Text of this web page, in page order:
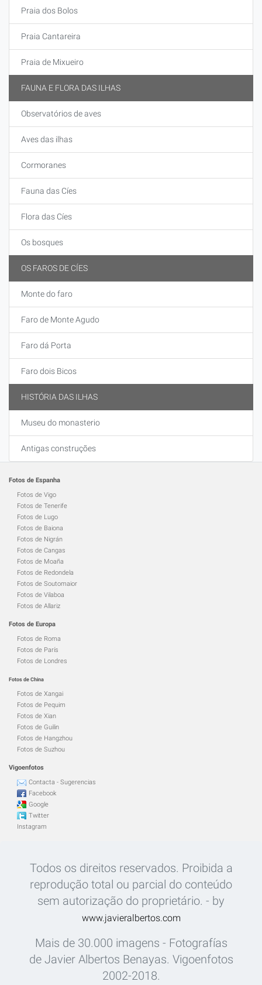
Praia dos Bolos
Praia Cantareira
Praia de Mixueiro
FAUNA E FLORA DAS ILHAS
Observatórios de aves
Aves das ilhas
Cormoranes
Fauna das Cíes
Flora das Cíes
Os bosques
OS FAROS DE CÍES
Monte do faro
Faro de Monte Agudo
Faro dá Porta
Faro dois Bicos
HISTÓRIA DAS ILHAS
Museu do monasterio
Antigas construções
Fotos de Espanha
Fotos de Vigo
Fotos de Tenerife
Fotos de Lugo
Fotos de Baiona
Fotos de Nigrán
Fotos de Cangas
Fotos de Moaña
Fotos de Redondela
Fotos de Soutomaior
Fotos de Vilaboa
Fotos de Allariz
Fotos de Europa
Fotos de Roma
Fotos de París
Fotos de Londres
Fotos de China
Fotos de Xangai
Fotos de Pequim
Fotos de Xian
Fotos de Guilin
Fotos de Hangzhou
Fotos de Suzhou
Vigoenfotos
Contacta - Sugerencias
Facebook
Google
Twitter
Instagram
Todos os direitos reservados. Proibida a
reprodução total ou parcial do conteúdo
sem autorização do proprietário. - by
www.javieralbertos.com
Mais de 30.000 imagens - Fotografías
de Javier Albertos Benayas. Vigoenfotos
2002-2018.